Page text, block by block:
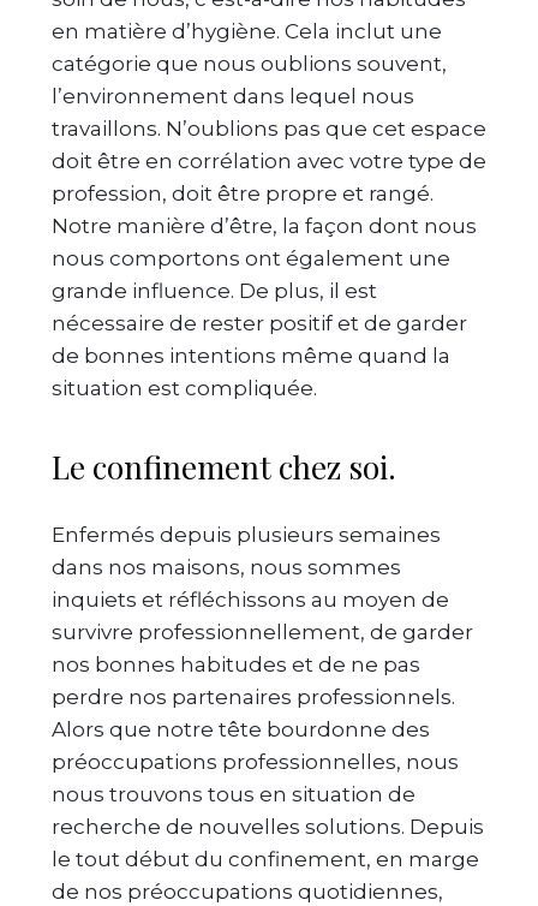
en matière d’hygiène. Cela inclut une
catégorie que nous oublions souvent,
l’environnement dans lequel nous
travaillons. N’oublions pas que cet espace
doit être en corrélation avec votre type de
profession, doit être propre et rangé.
Notre manière d’être, la façon dont nous
nous comportons ont également une
grande influence. De plus, il est
nécessaire de rester positif et de garder
de bonnes intentions même quand la
situation est compliquée.
Le confinement chez soi.
Enfermés depuis plusieurs semaines
dans nos maisons, nous sommes
inquiets et réfléchissons au moyen de
survivre professionnellement, de garder
nos bonnes habitudes et de ne pas
perdre nos partenaires professionnels.
Alors que notre tête bourdonne des
préoccupations professionnelles, nous
nous trouvons tous en situation de
recherche de nouvelles solutions. Depuis
le tout début du confinement, en marge
de nos préoccupations quotidiennes,